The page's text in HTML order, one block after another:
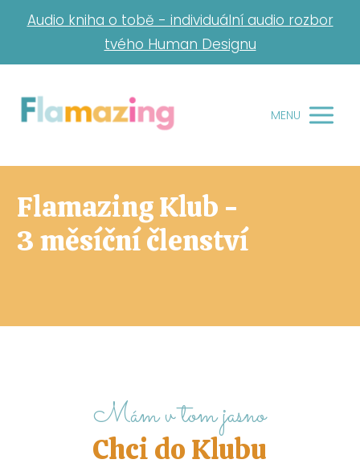
Audio kniha o tobě - individuální audio rozbor
tvého Human Designu
MENU
Flamazing Klub -
3 měsíční členství
Mám v tom jasno
Chci do Klubu